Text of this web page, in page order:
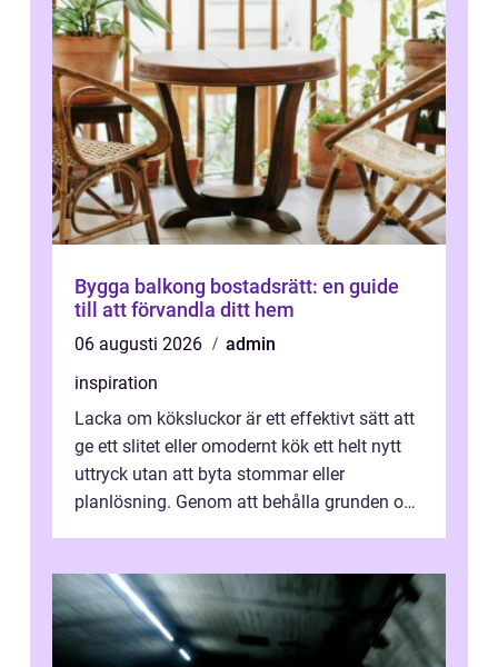
Bygga balkong bostadsrätt: en guide
till att förvandla ditt hem
06 augusti 2026
admin
inspiration
Lacka om köksluckor är ett effektivt sätt att
ge ett slitet eller omodernt kök ett helt nytt
uttryck utan att byta stommar eller
planlösning. Genom att behålla grunden och